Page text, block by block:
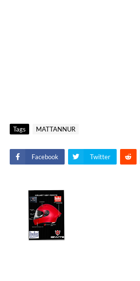
Tags MATTANNUR
Facebook Twitter